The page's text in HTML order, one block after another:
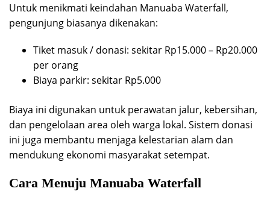
Untuk menikmati keindahan Manuaba Waterfall,
pengunjung biasanya dikenakan:
Tiket masuk / donasi: sekitar Rp15.000 – Rp20.000
per orang
Biaya parkir: sekitar Rp5.000
Biaya ini digunakan untuk perawatan jalur, kebersihan,
dan pengelolaan area oleh warga lokal. Sistem donasi
ini juga membantu menjaga kelestarian alam dan
mendukung ekonomi masyarakat setempat.
Cara Menuju Manuaba Waterfall